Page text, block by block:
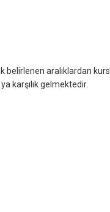
belirlenen aralıklardan kurs
karşılık gelmektedir.